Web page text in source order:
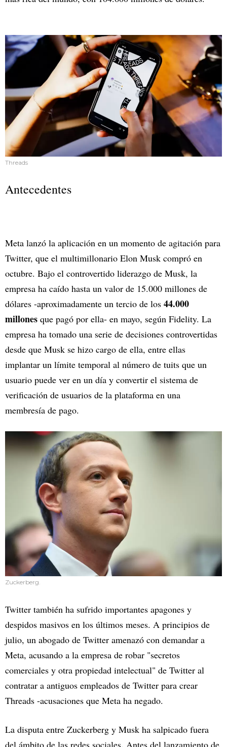
Threads
Antecedentes
Meta lanzó la aplicación en un momento de agitación para
Twitter, que el multimillonario Elon Musk compró en
octubre. Bajo el controvertido liderazgo de Musk, la
empresa ha caído hasta un valor de 15.000 millones de
dólares -aproximadamente un tercio de los 44.000
millones que pagó por ella- en mayo, según Fidelity. La
empresa ha tomado una serie de decisiones controvertidas
desde que Musk se hizo cargo de ella, entre ellas
implantar un límite temporal al número de tuits que un
usuario puede ver en un día y convertir el sistema de
verificación de usuarios de la plataforma en una
membresía de pago.
Zuckerberg.
Twitter también ha sufrido importantes apagones y
despidos masivos en los últimos meses. A principios de
julio, un abogado de Twitter amenazó con demandar a
Meta, acusando a la empresa de robar "secretos
comerciales y otra propiedad intelectual" de Twitter al
contratar a antiguos empleados de Twitter para crear
Threads -acusaciones que Meta ha negado.
La disputa entre Zuckerberg y Musk ha salpicado fuera
del ámbito de las redes sociales. Antes del lanzamiento de